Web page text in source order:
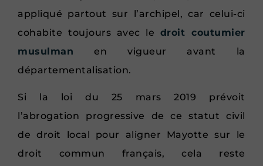
appliqué partout sur l’archipel, car celui-ci
cohabite toujours avec le droit coutumier
musulman en vigueur avant la
départementalisation.
Si la loi du 25 mars 2019 prévoit
l’abrogation progressive de ce statut civil
de droit local pour aligner Mayotte sur le
droit commun français, cela reste